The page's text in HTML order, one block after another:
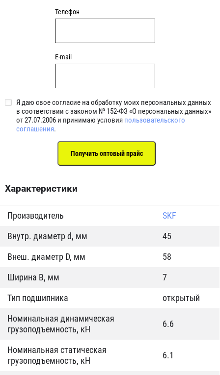
Телефон
E-mail
Я даю свое согласие на обработку моих персональных данных
в соответствии с законом № 152-ФЗ «О персональных данных»
от 27.07.2006 и принимаю условия пользовательского
соглашения.
Характеристики
Производитель
SKF
Внутр. диаметр d, мм
45
Внеш. диаметр D, мм
58
Ширина B, мм
7
Тип подшипника
открытый
Номинальная динамическая
грузоподъемность, кН
6.6
Номинальная статическая
грузоподъемность, кН
6.1